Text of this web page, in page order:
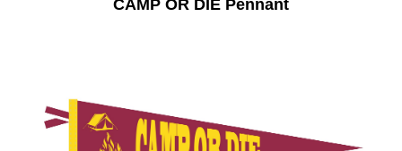
CAMP OR DIE Pennant